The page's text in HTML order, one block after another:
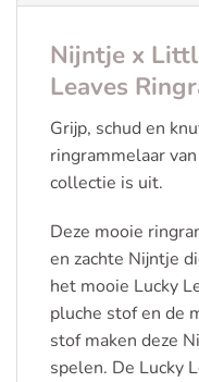
Nijntje x
Leaves
Grijp, schud en
ringrammelaar
collectie is uit.
Deze mooie
en zachte Nijntje
het mooie Lucky
pluche stof en de
stof maken deze
spelen. De Lucky